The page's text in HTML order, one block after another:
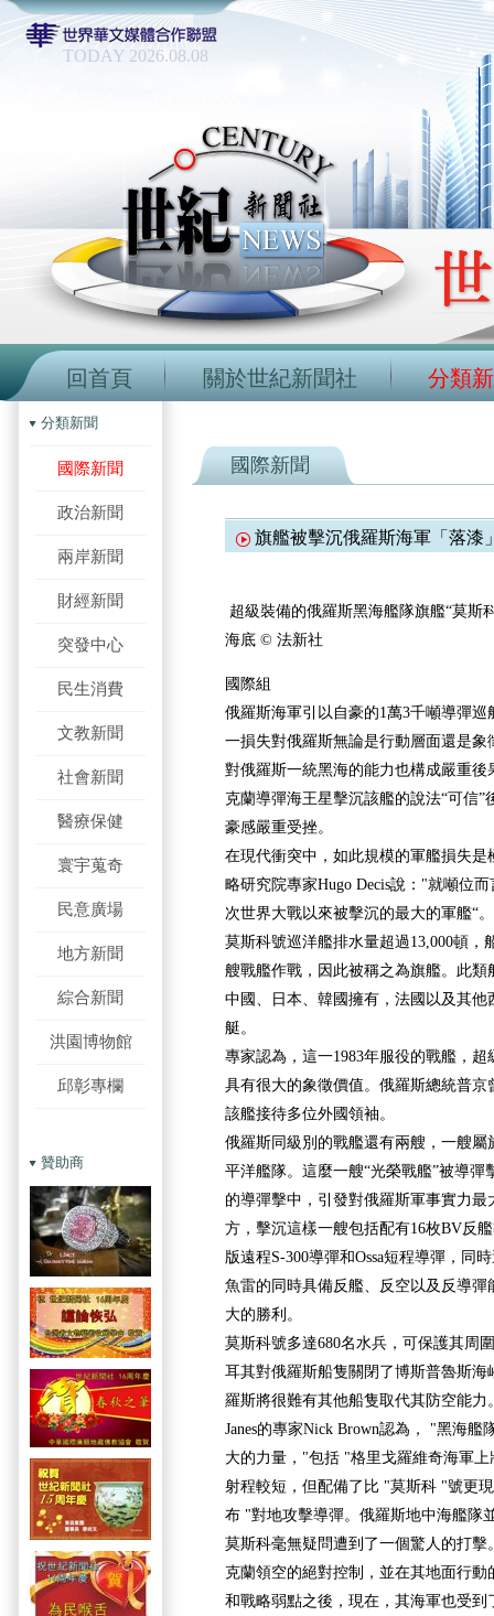
TODAY 2026.08.08
回首頁 關於世紀新聞社 分類
分類新聞
國際新聞
政治新聞
兩岸新聞
財經新聞
突發中心
民生消費
文教新聞
社會新聞
醫療保健
寰宇蒐奇
民意廣場
地方新聞
綜合新聞
洪園博物館
邱彰專欄
贊助商
國際新聞
旗艦被擊沉俄羅斯海軍「落
超級裝備的俄羅斯黑海艦隊旗艦“莫斯
海底 © 法新社
國際組
俄羅斯海軍引以自豪的1萬3千噸導彈巡
一損失對俄羅斯無論是行動層面還是
對俄羅斯一統黑海的能力也構成嚴重
克蘭導彈海王星擊沉該艦的說法“可信”
豪感嚴重受挫。
在現代衝突中，如此規模的軍艦損失
略研究院專家Hugo Decis說："就噸位
次世界大戰以來被擊沉的最大的軍艦“。
莫斯科號巡洋艦排水量超過13,000頓，
艘戰艦作戰，因此被稱之為旗艦。此
中國、日本、韓國擁有，法國以及其
艇。
專家認為，這一1983年服役的戰艦，
具有很大的象徵價值。俄羅斯總統普
該艦接待多位外國領袖。
俄羅斯同級別的戰艦還有兩艘，一艘
平洋艦隊。這麼一艘“光榮戰艦”被導彈
的導彈擊中，引發對俄羅斯軍事實力
方，擊沉這樣一艘包括配有16枚BV反
版遠程S-300導彈和Ossa短程導彈，同
魚雷的同時具備反艦、反空以及反導
大的勝利。
莫斯科號多達680名水兵，可保護其周
耳其對俄羅斯船隻關閉了博斯普魯斯
羅斯將很難有其他船隻取代其防空能
Janes的專家Nick Brown認為， "黑海艦
大的力量，"包括 "格里戈羅維奇海軍
射程較短，但配備了比 "莫斯科 "號更
布 "對地攻擊導彈。俄羅斯地中海艦隊
莫斯科毫無疑問遭到了一個驚人的打
克蘭領空的絕對控制，並在其地面行
和戰略弱點之後，現在，其海軍也受到